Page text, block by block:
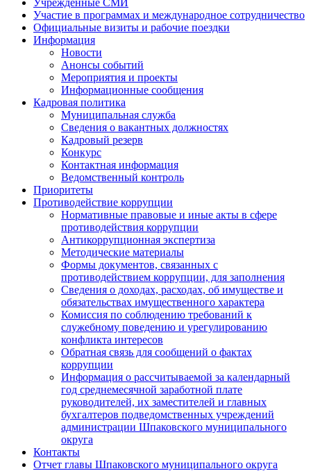
Учрежденные СМИ
Участие в программах и международное сотрудничество
Официальные визиты и рабочие поездки
Информация
Новости
Анонсы событий
Мероприятия и проекты
Информационные сообщения
Кадровая политика
Муниципальная служба
Сведения о вакантных должностях
Кадровый резерв
Конкурс
Контактная информация
Ведомственный контроль
Приоритеты
Противодействие коррупции
Нормативные правовые и иные акты в сфере
противодействия коррупции
Антикоррупционная экспертиза
Методические материалы
Формы документов, связанных с
противодействием коррупции, для заполнения
Сведения о доходах, расходах, об имуществе и
обязательствах имущественного характера
Комиссия по соблюдению требований к
служебному поведению и урегулированию
конфликта интересов
Обратная связь для сообщений о фактах
коррупции
Информация о рассчитываемой за календарный
год среднемесячной заработной плате
руководителей, их заместителей и главных
бухгалтеров подведомственных учреждений
администрации Шпаковского муниципального
округа
Контакты
Отчет главы Шпаковского муниципального округа